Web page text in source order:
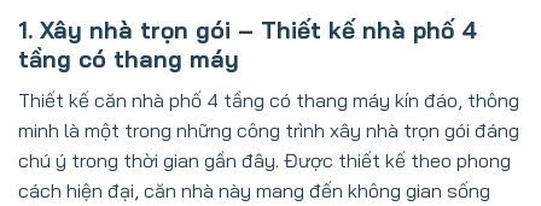
1. Xây nhà trọn gói – Thiết kế nhà phố 4
tầng có thang máy
Thiết kế căn nhà phố 4 tầng có thang máy kín đáo, thông
minh là một trong những công trình xây nhà trọn gói đáng
chú ý trong thời gian gần đây. Được thiết kế theo phong
cách hiện đại, căn nhà này mang đến không gian sống